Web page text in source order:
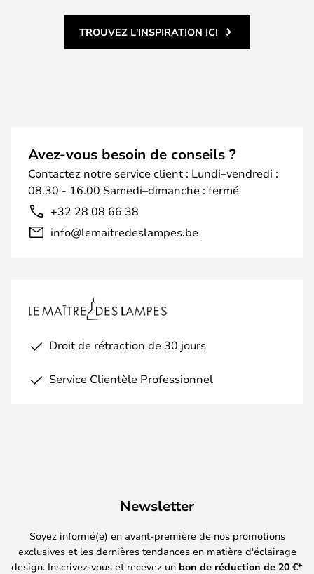
TROUVEZ L'INSPIRATION ICI
Avez-vous besoin de conseils ?
Contactez notre service client : Lundi–vendredi :
08.30 - 16.00 Samedi–dimanche : fermé
+32 28 08 66 38
info@lemaitredeslampes.be
Droit de rétraction de 30 jours
Service Clientèle Professionnel
Newsletter
Soyez informé(e) en avant-première de nos promotions
exclusives et les dernières tendances en matière d'éclairage
design. Inscrivez-vous et recevez un bon de réduction de 20 €*